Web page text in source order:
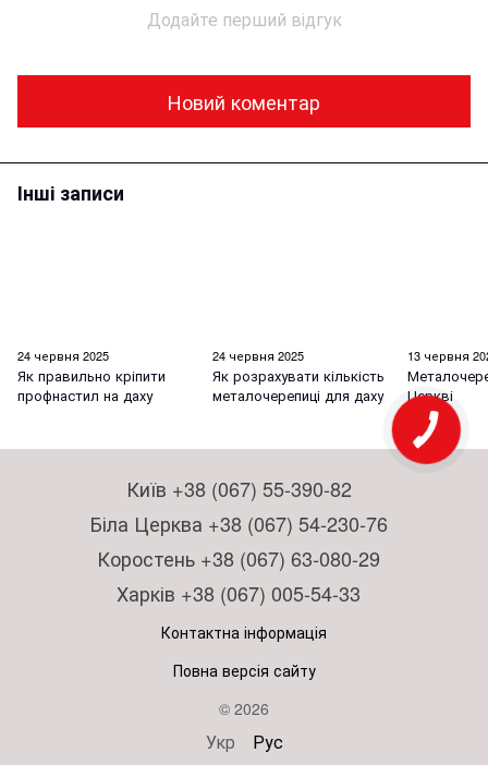
Додайте перший відгук
Новий коментар
Інші записи
24 червня 2025
Як правильно кріпити
профнастил на даху
24 червня 2025
Як розрахувати кількість
металочерепиці для даху
13 червня
Церкві
Київ +38 (067) 55-390-82
Біла Церква +38 (067) 54-230-76
Коростень +38 (067) 63-080-29
Харків +38 (067) 005-54-33
Контактна інформація
Повна версія сайту
© 2026
Укр Рус